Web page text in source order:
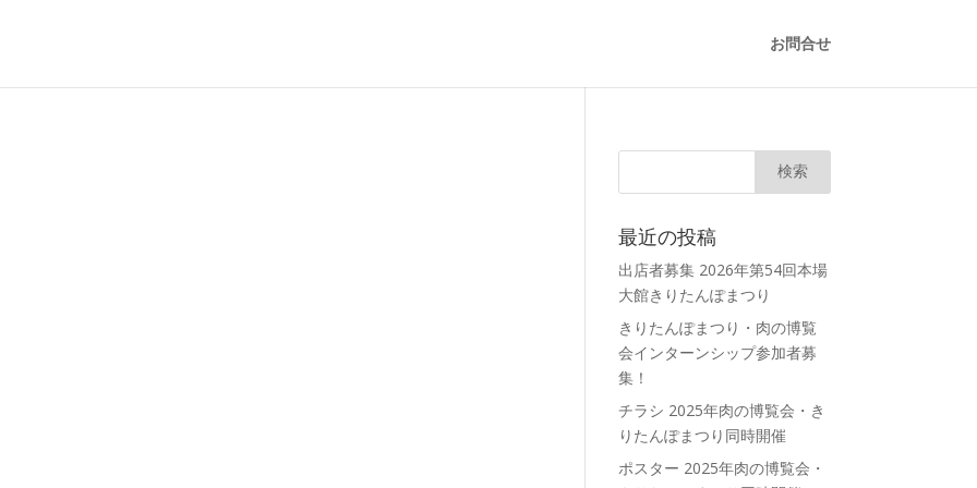
お問合せ
最近の投稿
出店者募集 2026年第54回本場
大館きりたんぽまつり
きりたんぽまつり・肉の博覧
会インターンシップ参加者募
集！
チラシ 2025年肉の博覧会・き
りたんぽまつり同時開催
ポスター 2025年肉の博覧会・